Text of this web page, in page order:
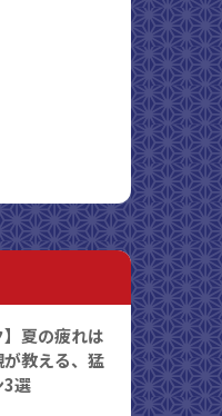
】夏の疲れは
教える、猛
3選